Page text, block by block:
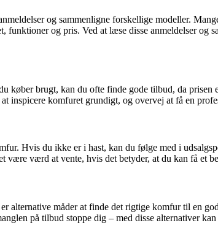
og sammenligne forskellige modeller.
og pris. Ved at læse disse anmeldelser
køber brugt, kan du ofte finde gode tilbud, da
inspicere komfuret grundigt, og overvej at få en
Hvis du ikke er i hast, kan du følge med i
værd at vente, hvis det betyder, at du kan få et
måder at finde det rigtige komfur til en
på tilbud stoppe dig – med disse alternativer